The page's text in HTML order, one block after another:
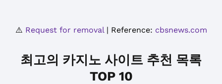
⚠️ Request for removal| Reference: cbsnews.com
최고의 카지노 사이트 추천 목록
TOP 10